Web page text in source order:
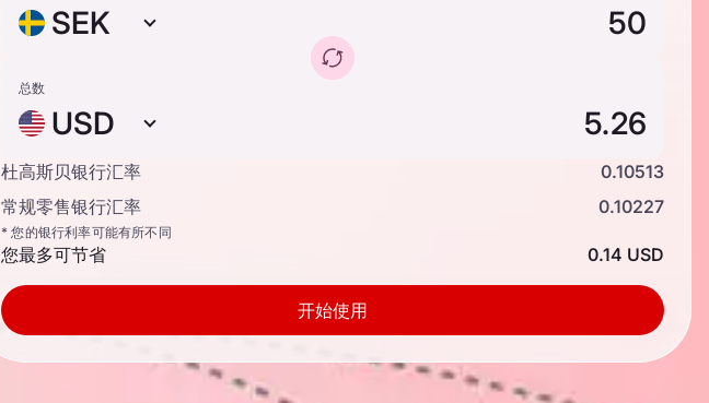
SEK
总数
USD
杜高斯贝银行汇率
0.10513
常规零售银行汇率
0.10227
* 您的银行利率可能有所不同
您最多可节省 0.14 USD
开始使用